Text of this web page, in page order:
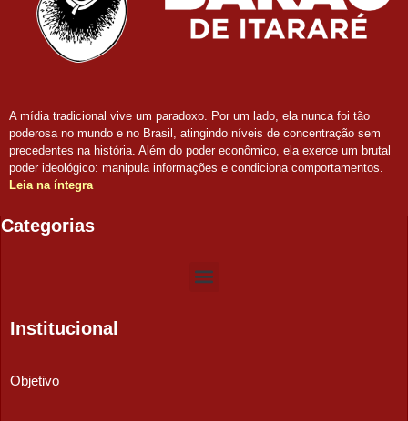
A mídia tradicional vive um paradoxo. Por um lado, ela nunca foi tão
poderosa no mundo e no Brasil, atingindo níveis de concentração sem
precedentes na história. Além do poder econômico, ela exerce um brutal
poder ideológico: manipula informações e condiciona comportamentos.
Leia na íntegra
Categorias
Institucional
Objetivo